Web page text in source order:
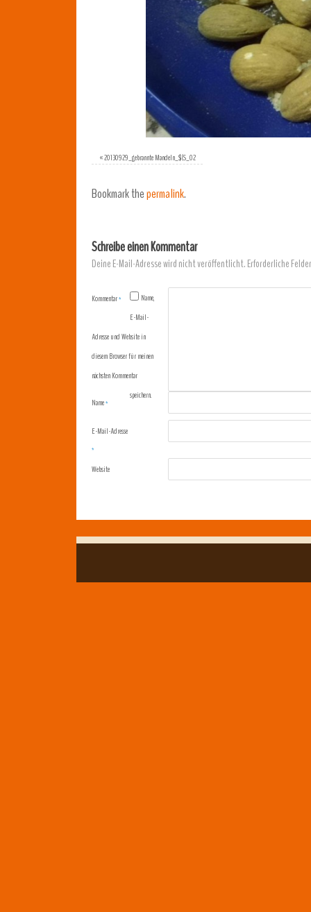
«20130929_gebrannte Mandeln_$(S_02
Bookmark thepermalink.
Schreibe einen Kommentar
Deine E-Mail-Adresse wird nicht veröffentlicht.Erforderliche
Kommentar*
Name*
E-Mail-Adresse
*
Website
Name,
E-Mail-
Adresse und Website in
diesem Browser für meinen
nächsten Kommentar
speichern.